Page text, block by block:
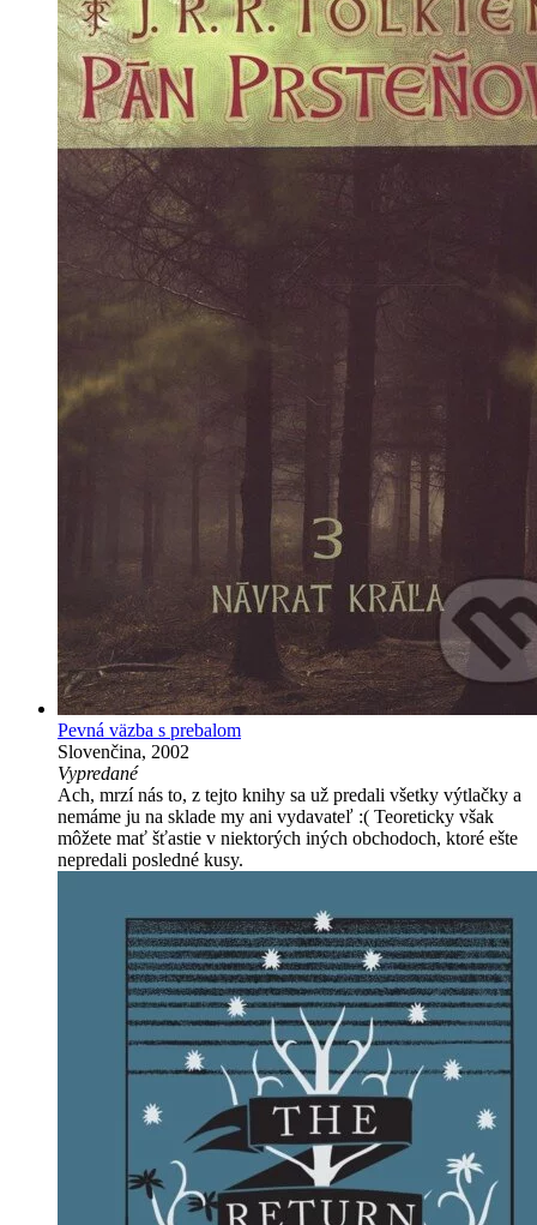
Pevná väzba s prebalom
Slovenčina, 2002
Vypredané
Ach, mrzí nás to, z tejto knihy sa už predali všetky výtlačky a
nemáme ju na sklade my ani vydavateľ :( Teoreticky však
môžete mať šťastie v niektorých iných obchodoch, ktoré ešte
nepredali posledné kusy.